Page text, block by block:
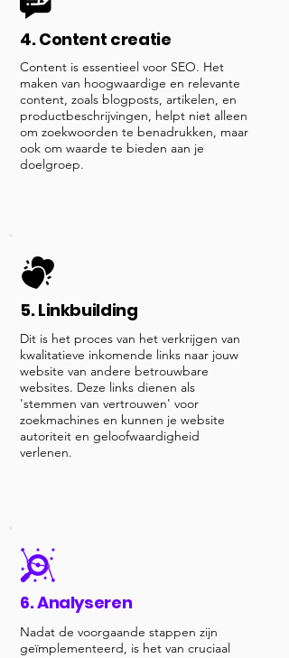
4. Content creatie
Content is essentieel voor SEO. Het
maken van hoogwaardige en relevante
content, zoals blogposts, artikelen, en
productbeschrijvingen, helpt niet alleen
om zoekwoorden te benadrukken, maar
ook om waarde te bieden aan je
doelgroep.
5. Linkbuilding
Dit is het proces van het verkrijgen van
kwalitatieve inkomende links naar jouw
website van andere betrouwbare
websites. Deze links dienen als
'stemmen van vertrouwen' voor
zoekmachines en kunnen je website
autoriteit en geloofwaardigheid
verlenen.
6. Analyseren
Nadat de voorgaande stappen zijn
geïmplementeerd, is het van cruciaal